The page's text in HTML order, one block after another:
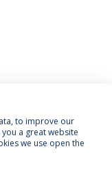
Condições
to improve our
a great website
we use open the